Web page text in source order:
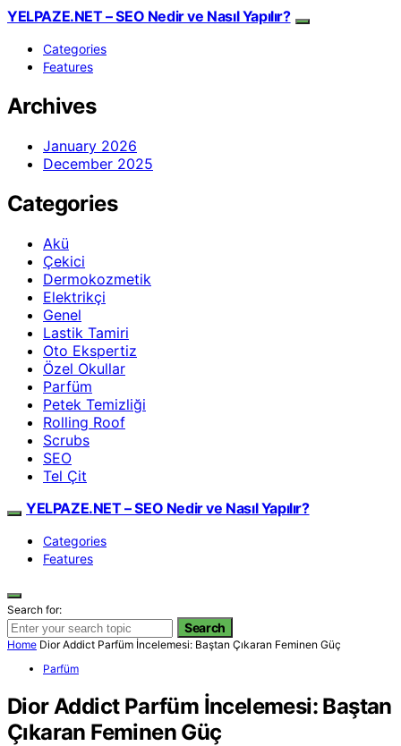
YELPAZE.NET – SEO Nedir ve Nasıl Yapılır?
Categories
Features
Archives
January 2026
December 2025
Categories
Akü
Çekici
Dermokozmetik
Elektrikçi
Genel
Lastik Tamiri
Oto Ekspertiz
Özel Okullar
Parfüm
Petek Temizliği
Rolling Roof
Scrubs
SEO
Tel Çit
YELPAZE.NET – SEO Nedir ve Nasıl Yapılır?
Categories
Features
Search for:
Search
Home Dior Addict Parfüm İncelemesi: Baştan Çıkaran Feminen Güç
Parfüm
Dior Addict Parfüm İncelemesi: Baştan
Çıkaran Feminen Güç